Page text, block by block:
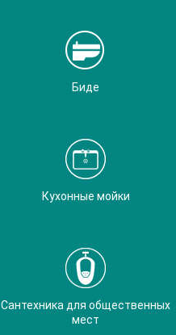
Биде
Кухонные мойки
Сантехника для общественных
мест